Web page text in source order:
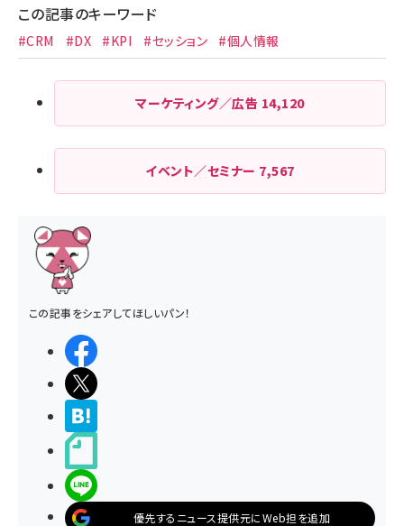
この記事のキーワード
#CRM #DX #KPI #セッション #個人情報
マーケティング／広告 14,120
イベント／セミナー 7,567
この記事をシェアしてほしいパン！
優先するニュース提供元にWeb担を追加